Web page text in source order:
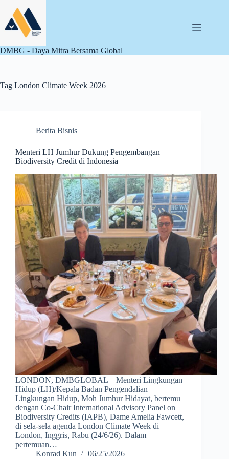
content
DMBG - Daya Mitra Bersama Global
Tag London Climate Week 2026
Berita Bisnis
Menteri LH Jumhur Dukung Pengembangan
Biodiversity Credit di Indonesia
LONDON, DMBGLOBAL – Menteri Lingkungan
Hidup (LH)/Kepala Badan Pengendalian
Lingkungan Hidup, Moh Jumhur Hidayat, bertemu
dengan Co-Chair International Advisory Panel on
Biodiversity Credits (IAPB), Dame Amelia Fawcett,
di sela-sela agenda London Climate Week di
London, Inggris, Rabu (24/6/26). Dalam
pertemuan…
Konrad Kun
06/25/2026